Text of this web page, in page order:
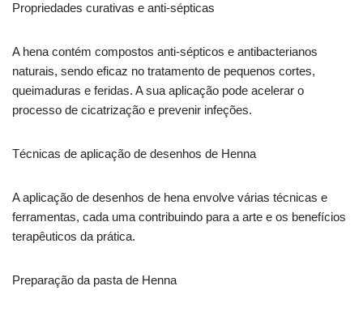
Propriedades curativas e anti-sépticas
A hena contém compostos anti-sépticos e antibacterianos
naturais, sendo eficaz no tratamento de pequenos cortes,
queimaduras e feridas. A sua aplicação pode acelerar o
processo de cicatrização e prevenir infeções.
Técnicas de aplicação de desenhos de Henna
A aplicação de desenhos de hena envolve várias técnicas e
ferramentas, cada uma contribuindo para a arte e os benefícios
terapêuticos da prática.
Preparação da pasta de Henna